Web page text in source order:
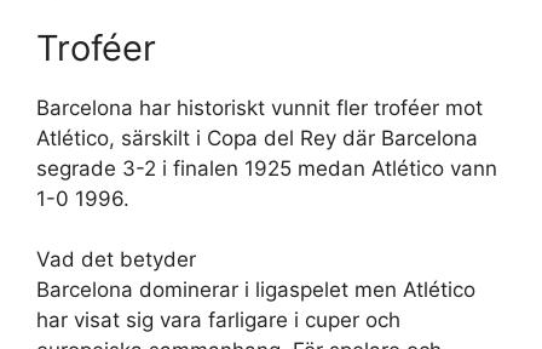
Troféer
Barcelona har historiskt vunnit fler troféer mot
Atlético, särskilt i Copa del Rey där Barcelona
segrade 3-2 i finalen 1925 medan Atlético vann
1-0 1996.
Vad det betyder
Barcelona dominerar i ligaspelet men Atlético
har visat sig vara farligare i cuper och